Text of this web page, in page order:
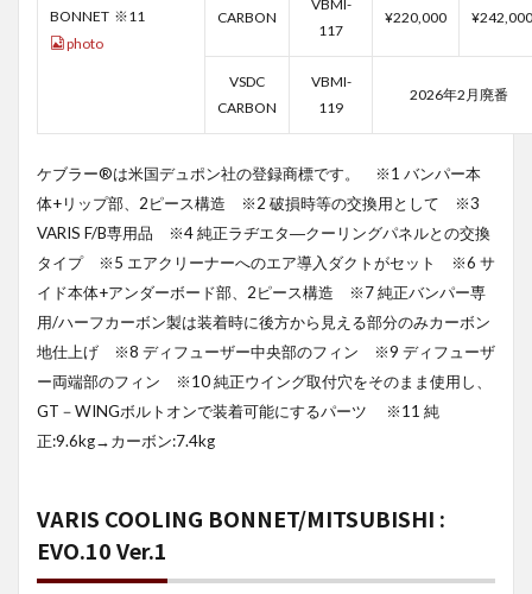
BONNET ※11
photo
CARBON
VBMI-
117
¥220,000 ¥242,000
VSDC
CARBON
VBMI-
119
2026年2月廃番
ケブラー®は米国デュポン社の登録商標です。 ※1 バンパー本
体+リップ部、2ピース構造 ※2 破損時等の交換用として ※3
VARIS F/B専用品 ※4 純正ラヂエタ―クーリングパネルとの交換
タイプ ※5 エアクリーナーへのエア導入ダクトがセット ※6 サ
イド本体+アンダーボード部、2ピース構造 ※7 純正バンパー専
用/ハーフカーボン製は装着時に後方から見える部分のみカーボン
地仕上げ ※8 ディフューザー中央部のフィン ※9 ディフューザ
ー両端部のフィン ※10 純正ウイング取付穴をそのまま使用し、
GT－WINGボルトオンで装着可能にするパーツ ※11 純
正:9.6kg→カーボン:7.4kg
VARIS COOLING BONNET/MITSUBISHI :
EVO.10 Ver.1